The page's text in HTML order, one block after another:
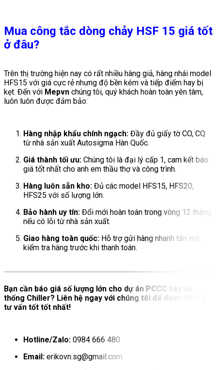
Mua công tắc dòng chảy HSF 15 giá tốt
ở đâu?
Trên thị trường hiện nay có rất nhiều hàng giả, hàng nhái model
HFS15 với giá cực rẻ nhưng độ bền kém và tiếp điểm hay bị
kẹt. Đến với Mepvn chúng tôi, quý khách hoàn toàn yên tâm,
luôn luôn được đảm bảo:
Hàng nhập khẩu chính ngạch: Đầy đủ giấy tờ CO, CQ
từ nhà sản xuất Autosigma Hàn Quốc.
Giá thành tối ưu: Chúng tôi là đại lý cấp 1, cam kết báo
giá tốt nhất cho anh em thầu thợ và công trình.
Hàng luôn sẵn kho: Đủ các model HFS15, HFS20,
HFS25 với số lượng lớn.
Bảo hành uy tín: Đổi mới hoàn toàn trong vòng 12 tháng
nếu có lỗi từ nhà sản xuất.
Giao hàng toàn quốc: Hỗ trợ gửi hàng nhanh tận nơi,
kiểm tra hàng trước khi thanh toán.
Bạn cần báo giá số lượng lớn cho dự án PCCC hay hệ
thống Chiller? Liên hệ ngay với chúng tôi để được hỗ trợ,
tư vấn tốt tốt nhất!
Hotline/Zalo: 0984 666 480
Email: erikovn.sg@gmail.com